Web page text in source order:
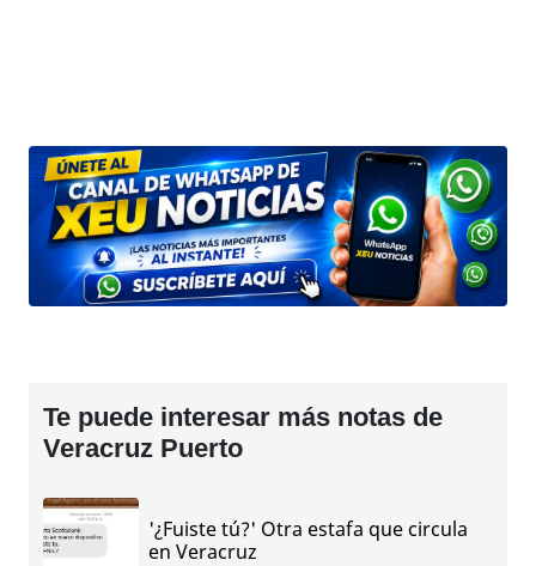
Te puede interesar más notas de
Veracruz Puerto
'¿Fuiste tú?' Otra estafa que circula
en Veracruz